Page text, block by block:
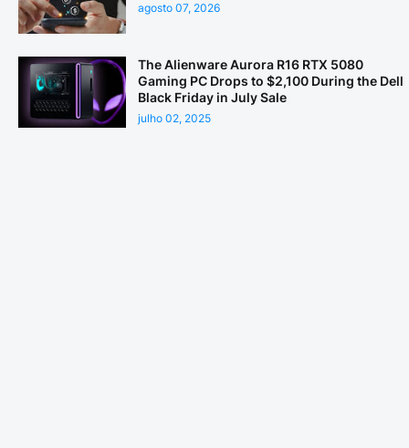
agosto 07, 2026
The Alienware Aurora R16 RTX 5080
Gaming PC Drops to $2,100 During the Dell
Black Friday in July Sale
julho 02, 2025